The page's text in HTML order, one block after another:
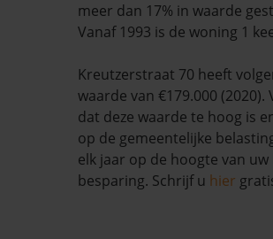
meer dan 17% in waarde
Vanaf 1993 is de woning 1
Kreutzerstraat 70 heeft
waarde van €179.000
dat deze waarde te hoog is
op de gemeentelijke
elk jaar op de hoogte van
besparing. Schrijf u hier